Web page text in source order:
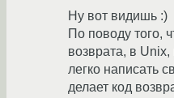
Ну вот видишь :)
По поводу того,
возврата, в
легко написать
делает код